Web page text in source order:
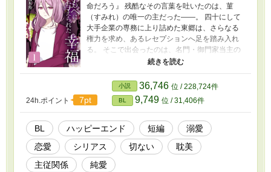
命だろう』 残酷なその言葉を吐いたのは、菫
（すみれ）の唯一の主だった――。 四十にして
大手企業の専務に上り詰めた東郷は、さらなる
権力を求め、あるレセプションへ足を踏み入れ
る。 そこで出会ったのは、名門・御門家当主の
愛人である美しい青年、菫。 だが、主人である
胸はざわめき、菫に手を差し伸べようとする
が……。 「……わたくしは、旦那様のものです
から」 儚く微笑むその瞳に宿るのは、従順か、
諦観か。それとも――。 ※二十世紀後半の日本
を舞台にしたお話です。 ------- 本作は、上記
Kindle作品『しもべに与えられた幸福～薄幸の
下僕は冷酷な主の歪んだ寵愛から逃げられない
～』の配信記念SSです。 本編プロローグに繋が
るお話になります！ 本編のネタバレなし。 シリ
24h.ポイント 7pt
小説 36,746 位 / 228,724件
BL 9,749 位 / 31,406件
BL ハッピーエンド 短編
溺愛
恋愛
シリアス 切ない
耽美
主従関係
純愛